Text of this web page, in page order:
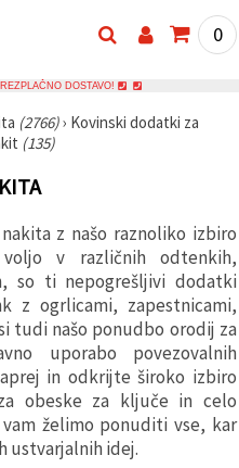
0
DOSTAVO!
(2766)› Kovinski dodatki za
(135)
z našo raznoliko izbiro
v različnih odtenkih,
so ti nepogrešljivi dodatki
z ogrlicami, zapestnicami,
tudi našo ponudbo orodij za
uporabo povezovalnih
in odkrijte široko izbiro
obeske za ključe in celo
vam želimo ponuditi vse, kar
ustvarjalnih idej.